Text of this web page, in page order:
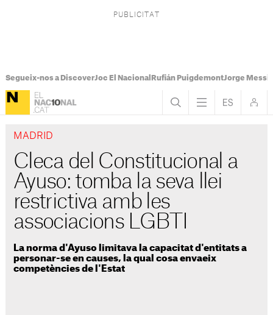
Segueix-nos a DiscoverJoc El Nacional Rufián PuigdemontJorge Messi
MADRID
Cleca del Constitucional a
Ayuso: tomba la seva llei
restrictiva amb les
associacions LGBTI
La norma d'Ayuso limitava la capacitat d'entitats a
personar-se en causes, la qual cosa envaeix
competències de l'Estat